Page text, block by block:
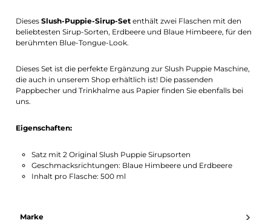
DiesesSlush-Puppie-Sirup-Setenthält zwei Flaschen mit den
beliebtesten Sirup-Sorten, Erdbeere und Blaue Himbeere, für den
berühmten Blue-Tongue-Look.
Dieses Set ist die perfekte Ergänzung zur Slush Puppie Maschine,
die auch in unserem Shop erhältlich ist! Die passenden
Pappbecher und Trinkhalme aus Papier finden Sie ebenfalls bei
uns.
Eigenschaften:
Satz mit 2 Original Slush Puppie Sirupsorten
Geschmacksrichtungen: Blaue Himbeere und Erdbeere
Inhalt pro Flasche: 500 ml
Marke